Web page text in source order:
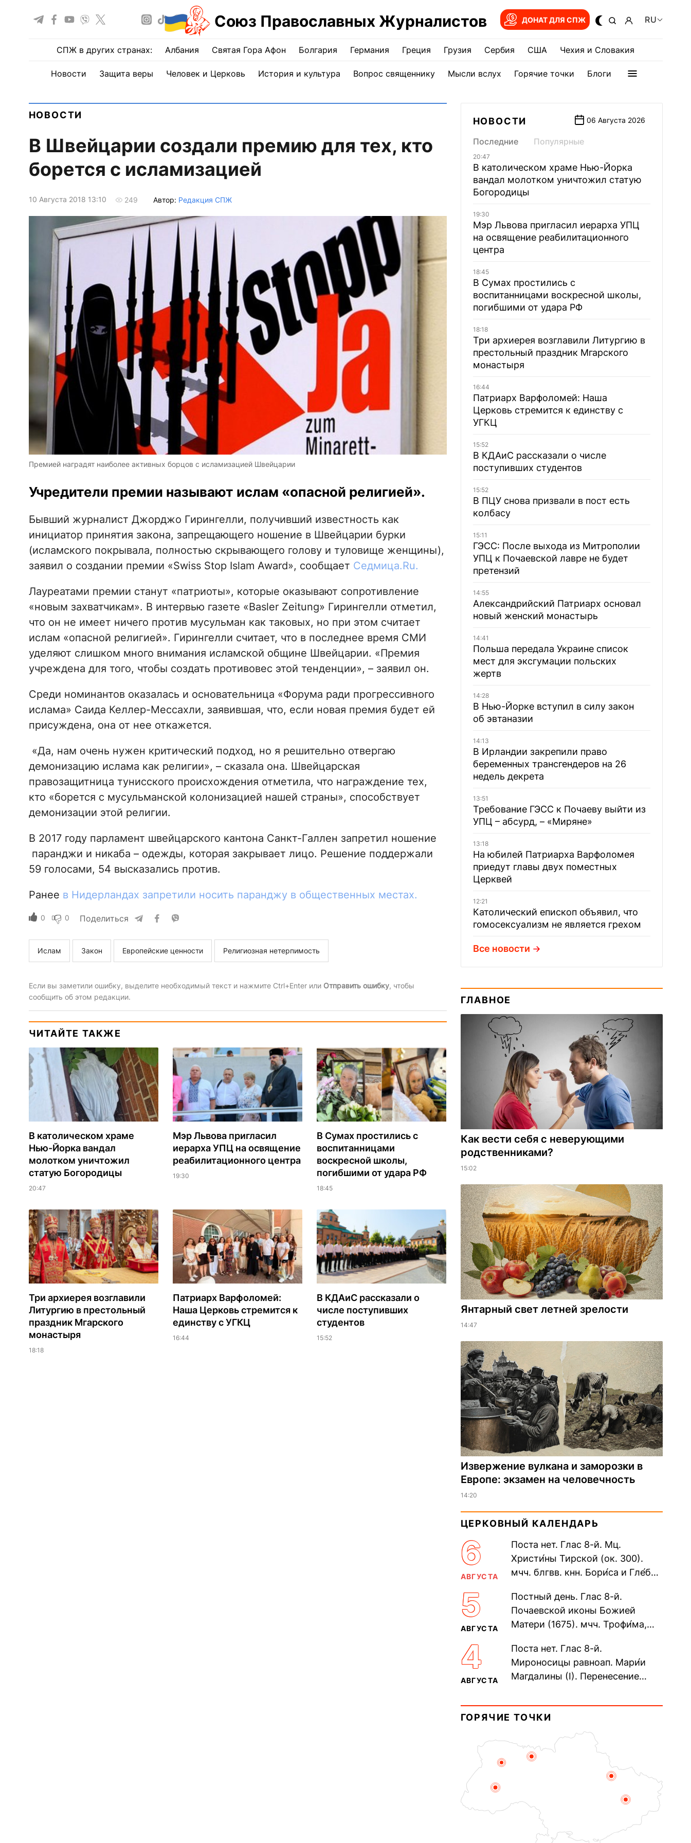
Союз Православных Журналистов ДОНАТ ДЛЯ СПЖ RU
СПЖ в других странах: Албания Святая Гора Афон Болгария Германия Греция Грузия Сербия США Чехия и Словакия
Новости Защита веры Человек и Церковь История и культура Вопрос священнику Мысли вслух Горячие точки Блоги
НОВОСТИ
В Швейцарии создали премию для тех, кто
борется с исламизацией
10 Августа 2018 13:10 249 Автор: Редакция СПЖ
Премией наградят наиболее активных борцов с исламизацией Швейцарии
Учредители премии называют ислам «опасной религией».
Бывший журналист Джорджо Гирингелли, получивший известность как
инициатор принятия закона, запрещающего ношение в Швейцарии бурки
(исламского покрывала, полностью скрывающего голову и туловище женщины),
заявил о создании премии «Swiss Stop Islam Award», сообщает Седмица.Ru.
Лауреатами премии станут «патриоты», которые оказывают сопротивление
«новым захватчикам». В интервью газете «Basler Zeitung» Гирингелли отметил,
что он не имеет ничего против мусульман как таковых, но при этом считает
ислам «опасной религией». Гирингелли считает, что в последнее время СМИ
уделяют слишком много внимания исламской общине Швейцарии. «Премия
учреждена для того, чтобы создать противовес этой тенденции», – заявил он.
Среди номинантов оказалась и основательница «Форума ради прогрессивного
ислама» Саида Келлер-Мессахли, заявившая, что, если новая премия будет ей
присуждена, она от нее откажется.
«Да, нам очень нужен критический подход, но я решительно отвергаю
демонизацию ислама как религии», – сказала она. Швейцарская
правозащитница тунисского происхождения отметила, что награждение тех,
кто «борется с мусульманской колонизацией нашей страны», способствует
демонизации этой религии.
В 2017 году парламент швейцарского кантона Санкт-Галлен запретил ношение
паранджи и никаба – одежды, которая закрывает лицо. Решение поддержали
59 голосами, 54 высказались против.
Ранее в Нидерландах запретили носить паранджу в общественных местах.
0 0 Поделиться
Ислам Закон Европейские ценности Религиозная нетерпимость
Если вы заметили ошибку, выделите необходимый текст и нажмите Ctrl+Enter или Отправить ошибку, чтобы
сообщить об этом редакции.
ЧИТАЙТЕ ТАКЖЕ
В католическом храме
Нью-Йорка вандал
молотком уничтожил
статую Богородицы
20:47
Мэр Львова пригласил
иерарха УПЦ на освящение
реабилитационного центра
19:30
В Сумах простились с
воспитанницами
воскресной школы,
погибшими от удара РФ
18:45
Три архиерея возглавили
Литургию в престольный
праздник Мгарского
монастыря
18:18
Патриарх Варфоломей:
Наша Церковь стремится к
единству с УГКЦ
16:44
В КДАиС рассказали о
числе поступивших
студентов
15:52
НОВОСТИ 06 Августа 2026
Последние Популярные
20:47
В католическом храме Нью-Йорка
вандал молотком уничтожил статую
Богородицы
19:30
Мэр Львова пригласил иерарха УПЦ
на освящение реабилитационного
центра
18:45
В Сумах простились с
воспитанницами воскресной школы,
погибшими от удара РФ
18:18
Три архиерея возглавили Литургию в
престольный праздник Мгарского
монастыря
16:44
Патриарх Варфоломей: Наша
Церковь стремится к единству с
УГКЦ
15:52
В КДАиС рассказали о числе
поступивших студентов
15:52
В ПЦУ снова призвали в пост есть
колбасу
15:11
ГЭСС: После выхода из Митрополии
УПЦ к Почаевской лавре не будет
претензий
14:55
Александрийский Патриарх основал
новый женский монастырь
14:41
Польша передала Украине список
мест для эксгумации польских
жертв
14:28
В Нью-Йорке вступил в силу закон
об эвтаназии
14:13
В Ирландии закрепили право
беременных трансгендеров на 26
недель декрета
13:51
Требование ГЭСС к Почаеву выйти из
УПЦ – абсурд, – «Миряне»
13:18
На юбилей Патриарха Варфоломея
приедут главы двух поместных
Церквей
12:21
Католический епископ объявил, что
гомосексуализм не является грехом
Все новости
ГЛАВНОЕ
Как вести себя с неверующими
родственниками?
15:02
Янтарный свет летней зрелости
14:47
Извержение вулкана и заморозки в
Европе: экзамен на человечность
14:20
ЦЕРКОВНЫЙ КАЛЕНДАРЬ
6
АВГУСТА
Поста нет. Глас 8-й. Мц.
Христи́ны Тирской (ок. 300).
мчч. блгвв. кнн. Бори́са и Гле́ба,
Дави́да (1015). Прп....
5
АВГУСТА
Постный день. Глас 8-й.
Почаевской иконы Божией
Матери (1675). мчч. Трофи́ма,
мучеников (284–305). прав.
воина Фео́дора...
4
АВГУСТА
Поста нет. Глас 8-й.
Мироносицы равноап. Мари́и
Магдалины (I). Перенесение
Синопского (403–404). Прп.
Корни́лия...
ГОРЯЧИЕ ТОЧКИ